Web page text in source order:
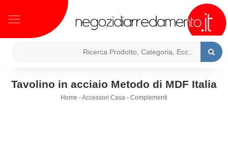
Tavolino in acciaio Metodo di MDF Italia
Home -Accessori Casa - Complementi